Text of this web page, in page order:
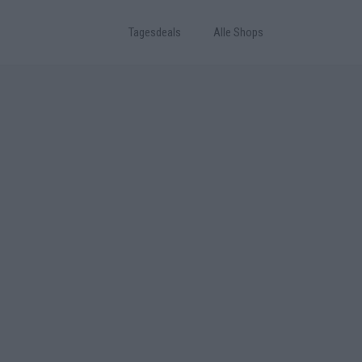
Tagesdeals Alle Shops